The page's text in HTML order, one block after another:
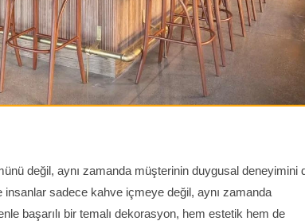
değil, aynı zamanda müşterinin duygusal deneyimini
sadece kahve içmeye değil, aynı zamanda
başarılı bir temalı dekorasyon, hem estetik hem de